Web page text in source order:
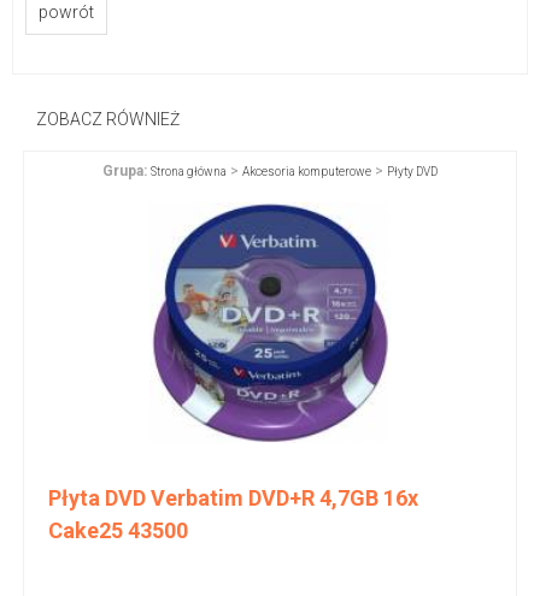
powrót
ZOBACZ RÓWNIEŻ
Grupa: Strona główna > Akcesoria komputerowe > Płyty DVD
Płyta DVD Verbatim DVD+R 4,7GB 16x
Cake25 43500